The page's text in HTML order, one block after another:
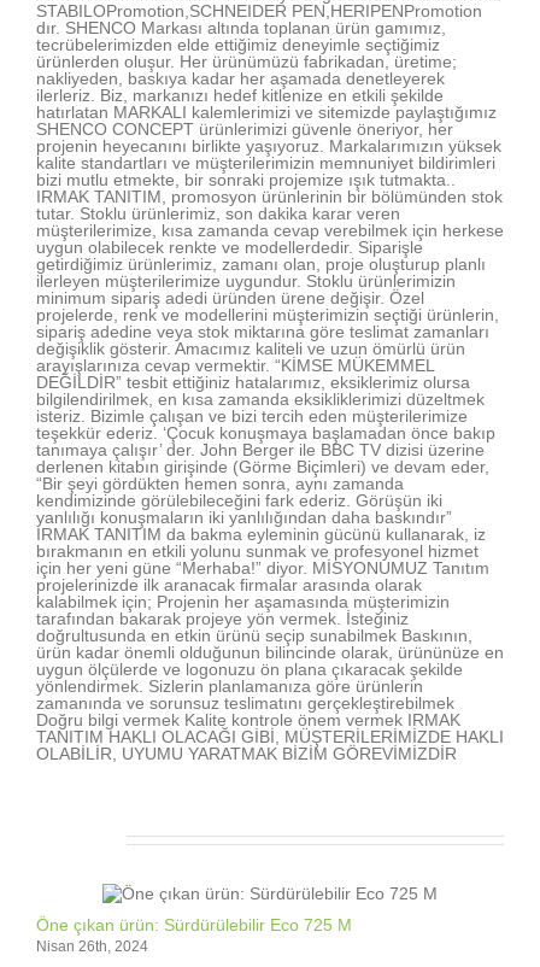
STABILOPromotion,SCHNEIDER PEN,HERIPENPromotion
dır. SHENCO Markası altında toplanan ürün gamımız,
tecrübelerimizden elde ettiğimiz deneyimle seçtiğimiz
ürünlerden oluşur. Her ürünümüzü fabrikadan, üretime;
nakliyeden, baskıya kadar her aşamada denetleyerek
ilerleriz. Biz, markanızı hedef kitlenize en etkili şekilde
hatırlatan MARKALI kalemlerimizi ve sitemizde paylaştığımız
SHENCO CONCEPT ürünlerimizi güvenle öneriyor, her
projenin heyecanını birlikte yaşıyoruz. Markalarımızın yüksek
kalite standartları ve müşterilerimizin memnuniyet bildirimleri
bizi mutlu etmekte, bir sonraki projemize ışık tutmakta..
IRMAK TANITIM, promosyon ürünlerinin bir bölümünden stok
tutar. Stoklu ürünlerimiz, son dakika karar veren
müşterilerimize, kısa zamanda cevap verebilmek için herkese
uygun olabilecek renkte ve modellerdedir. Siparişle
getirdiğimiz ürünlerimiz, zamanı olan, proje oluşturup planlı
ilerleyen müşterilerimize uygundur. Stoklu ürünlerimizin
minimum sipariş adedi üründen ürene değişir. Özel
projelerde, renk ve modellerini müşterimizin seçtiği ürünlerin,
sipariş adedine veya stok miktarına göre teslimat zamanları
değişiklik gösterir. Amacımız kaliteli ve uzun ömürlü ürün
arayışlarınıza cevap vermektir. “KİMSE MÜKEMMEL
DEĞİLDİR” tesbit ettiğiniz hatalarımız, eksiklerimiz olursa
bilgilendirilmek, en kısa zamanda eksikliklerimizi düzeltmek
isteriz. Bizimle çalışan ve bizi tercih eden müşterilerimize
teşekkür ederiz. ‘Çocuk konuşmaya başlamadan önce bakıp
tanımaya çalışır’ der. John Berger ile BBC TV dizisi üzerine
derlenen kitabın girişinde (Görme Biçimleri) ve devam eder,
“Bir şeyi gördükten hemen sonra, aynı zamanda
kendimizinde görülebileceğini fark ederiz. Görüşün iki
yanlılığı konuşmaların iki yanlılığından daha baskındır”
IRMAK TANITIM da bakma eyleminin gücünü kullanarak, iz
bırakmanın en etkili yolunu sunmak ve profesyonel hizmet
için her yeni güne “Merhaba!” diyor. MİSYONUMUZ Tanıtım
projelerinizde ilk aranacak firmalar arasında olarak
kalabilmek için; Projenin her aşamasında müşterimizin
tarafından bakarak projeye yön vermek. İsteğiniz
doğrultusunda en etkin ürünü seçip sunabilmek Baskının,
ürün kadar önemli olduğunun bilincinde olarak, ürününüze en
uygun ölçülerde ve logonuzu ön plana çıkaracak şekilde
yönlendirmek. Sizlerin planlamanıza göre ürünlerin
zamanında ve sorunsuz teslimatını gerçekleştirebilmek
Doğru bilgi vermek Kalite kontrole önem vermek IRMAK
TANITIM HAKLI OLACAĞI GİBİ, MÜŞTERİLERİMİZDE HAKLI
OLABİLİR, UYUMU YARATMAK BİZİM GÖREVİMİZDİR
Öne çıkan ürün: Sürdürülebilir Eco 725 M
Nisan 26th, 2024